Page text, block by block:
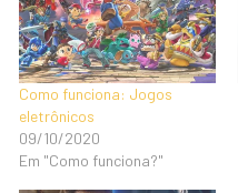
Como funciona: Jogos
eletrônicos
09/10/2020
Em "Como funciona?"